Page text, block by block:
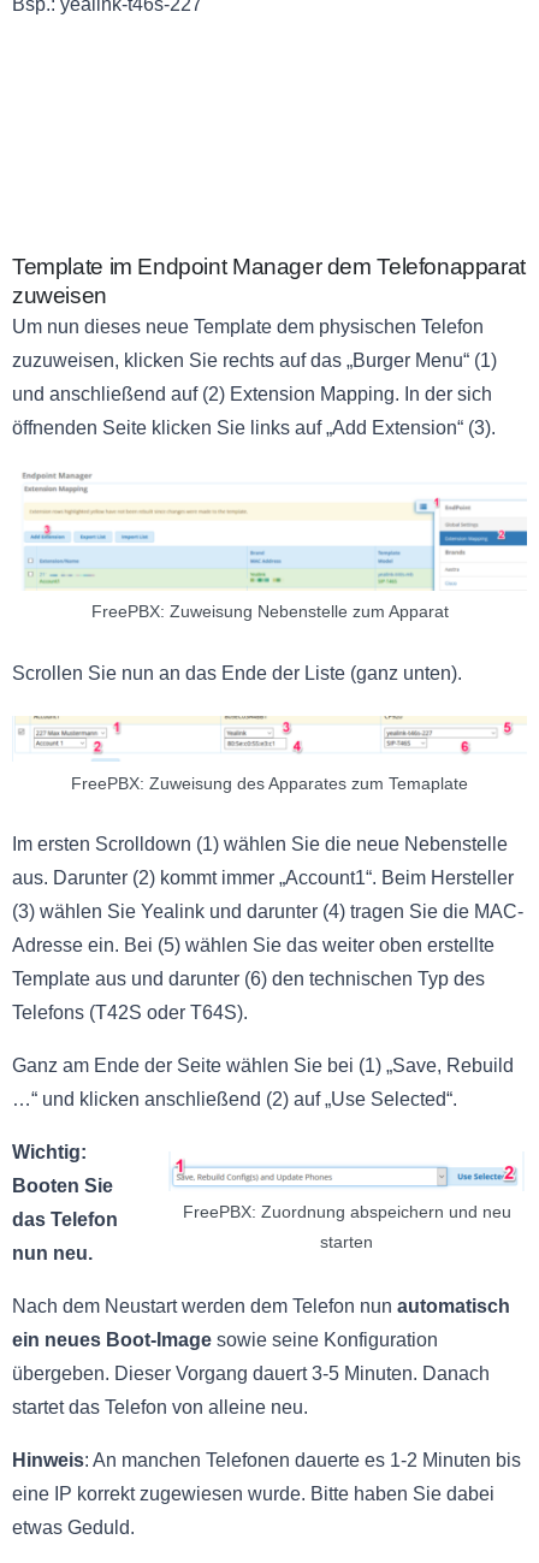
Bsp.: yealink-t46s-227
Template im Endpoint Manager dem Telefonapparat
zuweisen
Um nun dieses neue Template dem physischen Telefon
zuzuweisen, klicken Sie rechts auf das „Burger Menu“ (1)
und anschließend auf (2) Extension Mapping. In der sich
öffnenden Seite klicken Sie links auf „Add Extension“ (3).
FreePBX: Zuweisung Nebenstelle zum Apparat
Scrollen Sie nun an das Ende der Liste (ganz unten).
FreePBX: Zuweisung des Apparates zum Temaplate
Im ersten Scrolldown (1) wählen Sie die neue Nebenstelle
aus. Darunter (2) kommt immer „Account1“. Beim Hersteller
(3) wählen Sie Yealink und darunter (4) tragen Sie die MAC-
Adresse ein. Bei (5) wählen Sie das weiter oben erstellte
Template aus und darunter (6) den technischen Typ des
Telefons (T42S oder T64S).
Ganz am Ende der Seite wählen Sie bei (1) „Save, Rebuild
…“ und klicken anschließend (2) auf „Use Selected“.
FreePBX: Zuordnung abspeichern und neu
starten
Wichtig:
Booten Sie
das Telefon
nun neu.
Nach dem Neustart werden dem Telefon nun automatisch
ein neues Boot-Image sowie seine Konfiguration
übergeben. Dieser Vorgang dauert 3-5 Minuten. Danach
startet das Telefon von alleine neu.
Hinweis: An manchen Telefonen dauerte es 1-2 Minuten bis
eine IP korrekt zugewiesen wurde. Bitte haben Sie dabei
etwas Geduld.